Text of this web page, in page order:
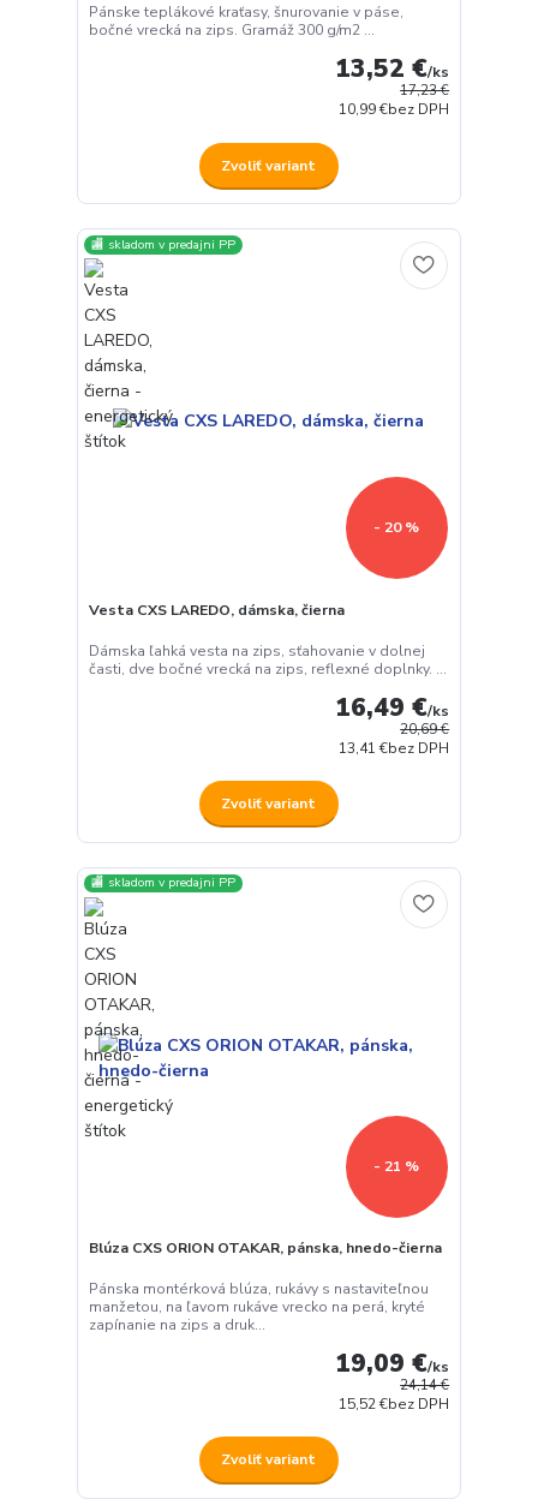
Pánske teplákové kraťasy, šnurovanie v páse,
bočné vrecká na zips. Gramáž 300 g/m2 ...
17,23 €
13,52 €/ks
10,99 €bez DPH
Zvoliť variant
🏬 skladom v predajni PP
- 20 %
Vesta CXS LAREDO, dámska, čierna
Dámska ľahká vesta na zips, sťahovanie v dolnej
časti, dve bočné vrecká na zips, reflexné doplnky. ...
20,69 €
16,49 €/ks
13,41 €bez DPH
Zvoliť variant
🏬 skladom v predajni PP
- 21 %
Blúza CXS ORION OTAKAR, pánska, hnedo-čierna
Pánska montérková blúza, rukávy s nastaviteľnou
manžetou, na ľavom rukáve vrecko na perá, kryté
zapínanie na zips a druk...
24,14 €
19,09 €/ks
15,52 €bez DPH
Zvoliť variant